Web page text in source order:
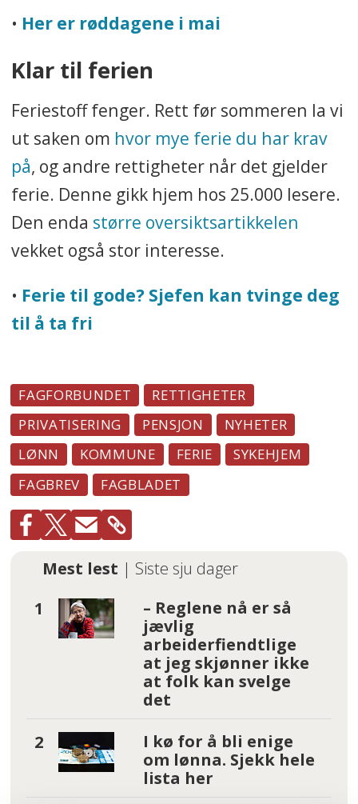
• Her er røddagene i mai
Klar til ferien
Feriestoff fenger. Rett før sommeren la vi
ut saken om hvor mye ferie du har krav
på, og andre rettigheter når det gjelder
ferie. Denne gikk hjem hos 25.000 lesere.
Den enda større oversiktsartikkelen
vekket også stor interesse.
• Ferie til gode? Sjefen kan tvinge deg
til å ta fri
FAGFORBUNDET
RETTIGHETER
PRIVATISERING
PENSJON
NYHETER
LØNN
KOMMUNE FERIE
SYKEHJEM
FAGBREV
FAGBLADET
Mest lest | Siste sju dager
– Reglene nå er så
jævlig
arbeiderfiendtlige
at jeg skjønner ikke
at folk kan svelge
det
I kø for å bli enige
om lønna. Sjekk hele
lista her